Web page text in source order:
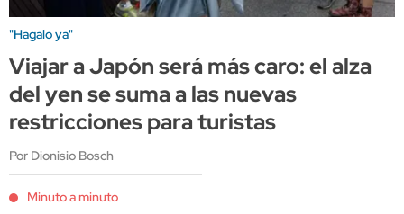
"Hagalo ya"
Viajar a Japón será más caro: el alza
del yen se suma a las nuevas
restricciones para turistas
Por Dionisio Bosch
Minuto a minuto